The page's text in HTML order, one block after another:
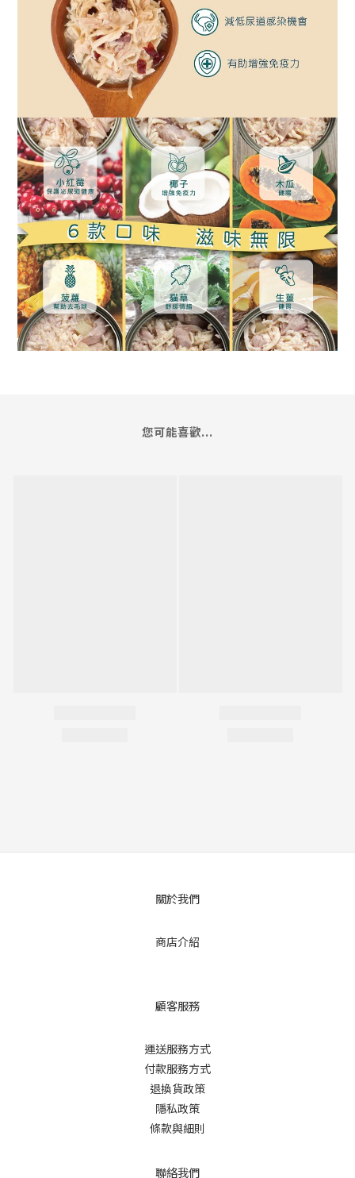
您可能喜歡...
關於我們
商店介紹
顧客服務
運送服務方式
付款服務方式
退換貨政策
隱私政策
條款與細則
聯絡我們